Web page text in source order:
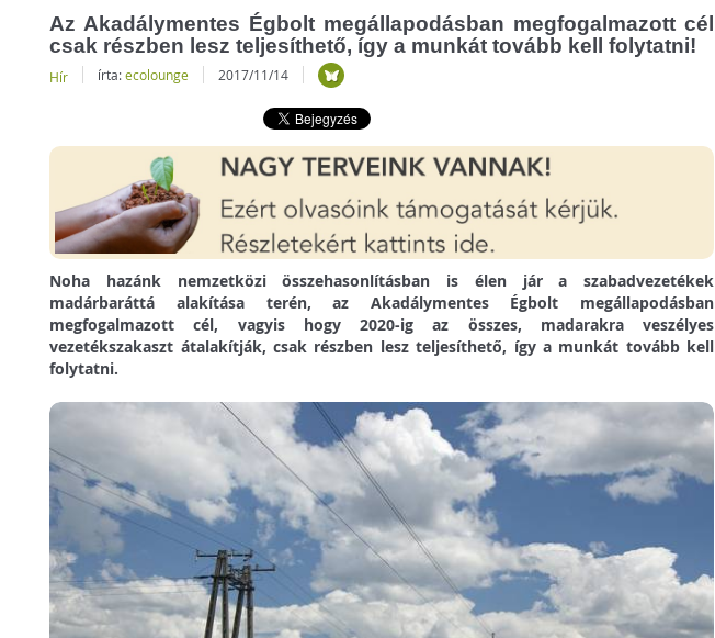
Az Akadálymentes Égbolt megállapodásban megfogalmazott cél
csak részben lesz teljesíthető, így a munkát tovább kell folytatni!
Hír írta:ecolounge 2017/11/14
Noha hazánk nemzetközi összehasonlításban is élen jár a szabadvezetékek
madárbaráttá alakítása terén, az Akadálymentes Égbolt megállapodásban
megfogalmazott cél, vagyis hogy 2020-ig az összes, madarakra veszélyes
vezetékszakaszt átalakítják, csak részben lesz teljesíthető, így a munkát tovább kell
folytatni.